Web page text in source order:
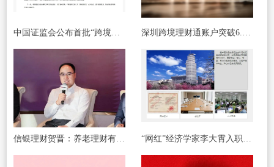
中国证监会公布首批“跨境理财通”试点券商 深圳跨境理财通账户突破6.3万个，跨境收付金额合计404.4亿元
信银理财贺晋：养老理财有望成为理财行业新的增长点 “网红”经济学家李大霄入职越声理财，转战投资顾问生涯